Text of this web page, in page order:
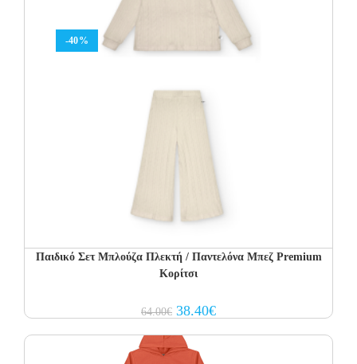
-40%
Παιδικό Σετ Μπλούζα Πλεκτή / Παντελόνα Μπεζ Premium
Κορίτσι
64.00€ Original
price
64.00€.
38.40€Current
price